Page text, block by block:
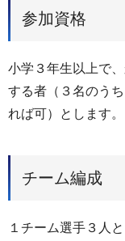
参加資格
小学３年生以上で
する者（３名のう
れば可）とします。
チーム編成
１チーム選手３人